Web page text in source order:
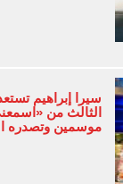
سيرا إبراهيم
الثالث من
موسمين وتصدره